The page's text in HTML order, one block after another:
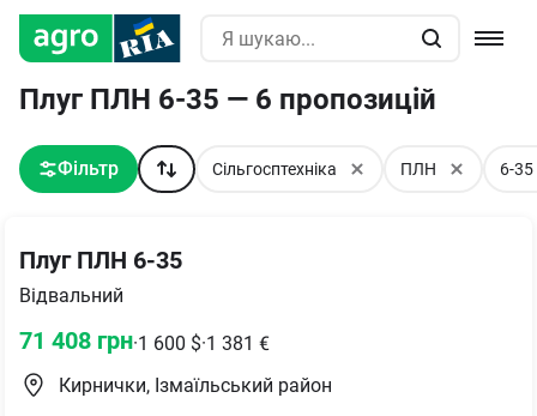
Плуг ПЛН 6-35 — 6 пропозицій
Фільтр Сільгосптехніка ПЛН 6-35
Плуг ПЛН 6-35
Відвальний
71 408 грн·1 600 $·1 381 €
Кирнички, Ізмаїльський район